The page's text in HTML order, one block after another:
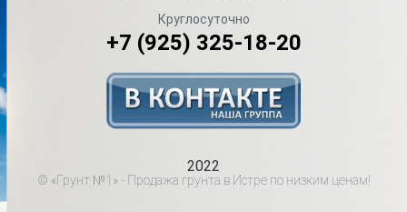
Круглосуточно
+7 (925) 325-18-20
2022
© «Грунт №1» - Продажа грунта в Истре по низким ценам!